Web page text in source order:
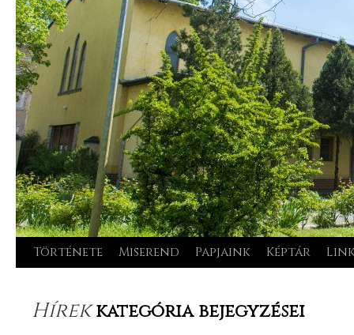
Kilépés
tartalomba
Története Miserend Papjaink Képtár
Hírekkategória bejegyzései